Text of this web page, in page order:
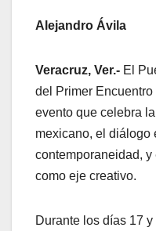
Alejandro Ávila
Veracruz, Ver.- El
del Primer Encuentro
evento que celebra
mexicano, el diálogo
contemporaneidad,
como eje creativo.
Durante los días 17